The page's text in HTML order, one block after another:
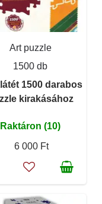
Art puzzle
1500 db
1500 darabos
kirakásához
Raktáron (10)
6 000 Ft